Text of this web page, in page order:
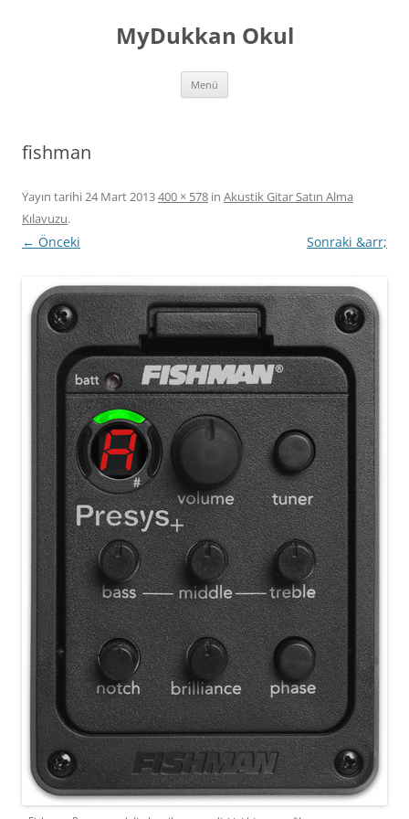
MyDukkan Okul
Menü
fishman
Yayın tarihi24 Mart 2013400 × 578 in Akustik Gitar Satın Alma
Kılavuzu.
← Önceki Sonraki &arr;